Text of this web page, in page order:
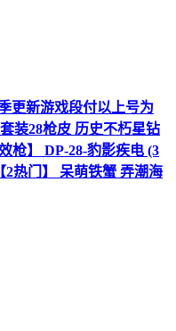
更新游戏段付以上号为
装28枪皮 历史不朽星钻
枪】 DP-28-豹影疾电 (3
2热门】 呆萌铁蟹 弄潮海